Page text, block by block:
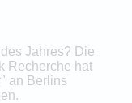
Jahres? Die
Recherche hat
an Berlins